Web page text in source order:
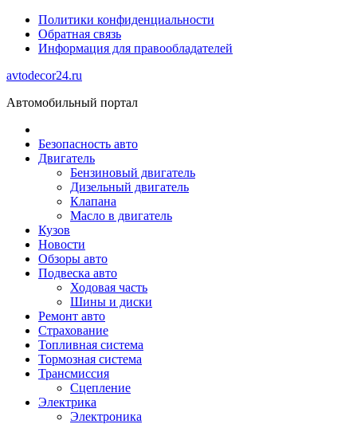
Политики конфиденциальности
Обратная связь
Информация для правообладателей
avtodecor24.ru
Автомобильный портал
Безопасность авто
Двигатель
Бензиновый двигатель
Дизельный двигатель
Клапана
Масло в двигатель
Кузов
Новости
Обзоры авто
Подвеска авто
Ходовая часть
Шины и диски
Ремонт авто
Страхование
Топливная система
Тормозная система
Трансмиссия
Сцепление
Электрика
Электроника